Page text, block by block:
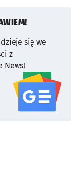
się we
z
News!
serwisu